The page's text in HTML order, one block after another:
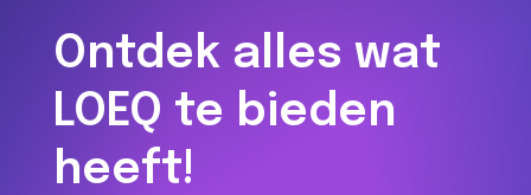
Ontdek alles wat
LOEQ te bieden
heeft!